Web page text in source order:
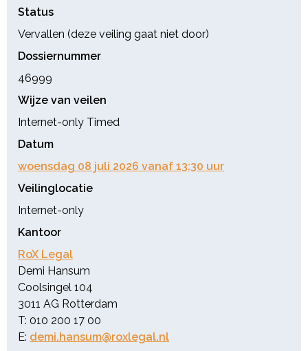
over de verkrijging van voormeld
registergoed geen omzetbelasting,
verschuldigd.
De overdrachtsbelasting
onroerende zaken bedraagt 8%
over de heffingsgrondslag en
wordt nimmer geacht in het bod te
registergoederen bedraagt de
overdrachtsbelasting 8% over de
heffingsgrondslag.
verschuldigd het bedrag dat door
de belastingdienst of de
belastingrechter wordt vastgesteld
met toepassing van de Wet op
belastingen van rechtsverkeer.
Indien een ander tarief van
Status
Vervallen (deze veiling gaat niet door)
Dossiernummer
46999
Wijze van veilen
Internet-only Timed
Datum
woensdag 08 juli 2026 vanaf 13:30 uur
Veilinglocatie
Internet-only
Kantoor
RoX Legal
Demi Hansum
Coolsingel 104
3011 AG Rotterdam
T: 010 200 17 00
E: demi.hansum@roxlegal.nl